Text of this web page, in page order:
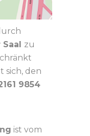
zu
sich, den
9854
ist vom